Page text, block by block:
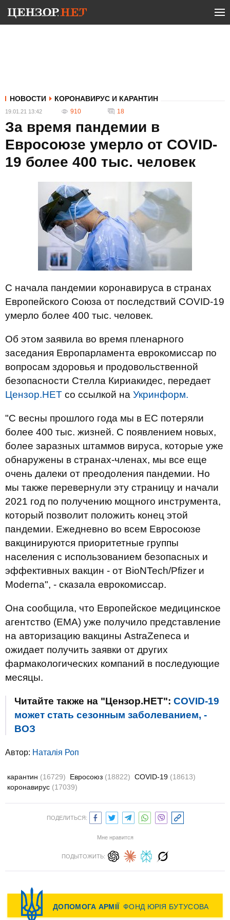
НОВОСТИ КОРОНАВИРУС И КАРАНТИН
19.01.21 13:42 910 18
За время пандемии в
Евросоюзе умерло от COVID-
19 более 400 тыс. человек
С начала пандемии коронавируса в странах
Европейского Союза от последствий COVID-19
умерло более 400 тыс. человек.
Об этом заявила во время пленарного
заседания Европарламента еврокомиссар по
вопросам здоровья и продовольственной
безопасности Стелла Кириакидес, передает
Цензор.НЕТ со ссылкой на Укринформ.
"С весны прошлого года мы в ЕС потеряли
более 400 тыс. жизней. С появлением новых,
более заразных штаммов вируса, которые уже
обнаружены в странах-членах, мы все еще
очень далеки от преодоления пандемии. Но
мы также перевернули эту страницу и начали
2021 год по получению мощного инструмента,
который позволит положить конец этой
пандемии. Ежедневно во всем Евросоюзе
вакцинируются приоритетные группы
населения с использованием безопасных и
эффективных вакцин - от BioNTech/Pfizer и
Moderna", - сказала еврокомиссар.
Она сообщила, что Европейское медицинское
агентство (ЕМА) уже получило представление
на авторизацию вакцины AstraZeneca и
ожидает получить заявки от других
фармакологических компаний в последующие
месяцы.
Читайте также на "Цензор.НЕТ": COVID-19
может стать сезонным заболеванием, -
ВОЗ
Автор: Наталія Роп
карантин (16729) Евросоюз (18822) COVID-19 (18613)
коронавирус (17039)
ПОДЕЛИТЬСЯ:
Мне нравится
ПОДЫТОЖИТЬ: